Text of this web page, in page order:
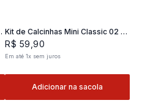
Kit de Calcinhas Mini Classic 02 -
2 und
R$ 59 ,90
Em até 1x sem juros
Adicionar na sacola